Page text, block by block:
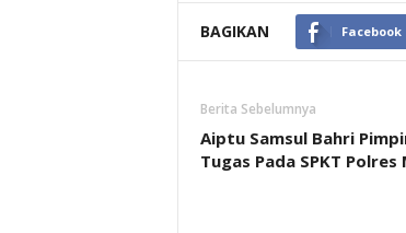
BAGIKAN Facebook
Berita Sebelumnya
Aiptu Samsul Bahri
Tugas Pada SPKT Polres